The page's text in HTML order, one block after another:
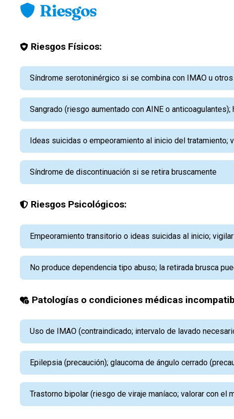
Riesgos
Riesgos Físicos:
Síndrome serotoninérgico si se combina con IMAO u
Sangrado (riesgo aumentado con AINE o anticoagulantes);
Ideas suicidas o empeoramiento al inicio del tratamiento;
Síndrome de discontinuación si se retira bruscamente
Riesgos Psicológicos:
Empeoramiento transitorio o ideas suicidas al inicio;
No produce dependencia tipo abuso; la retirada brusca
Patologías o condiciones médicas
Uso de IMAO (contraindicado; intervalo de lavado
Epilepsia (precaución); glaucoma de ángulo cerrado
Trastorno bipolar (riesgo de viraje maníaco; valorar con el